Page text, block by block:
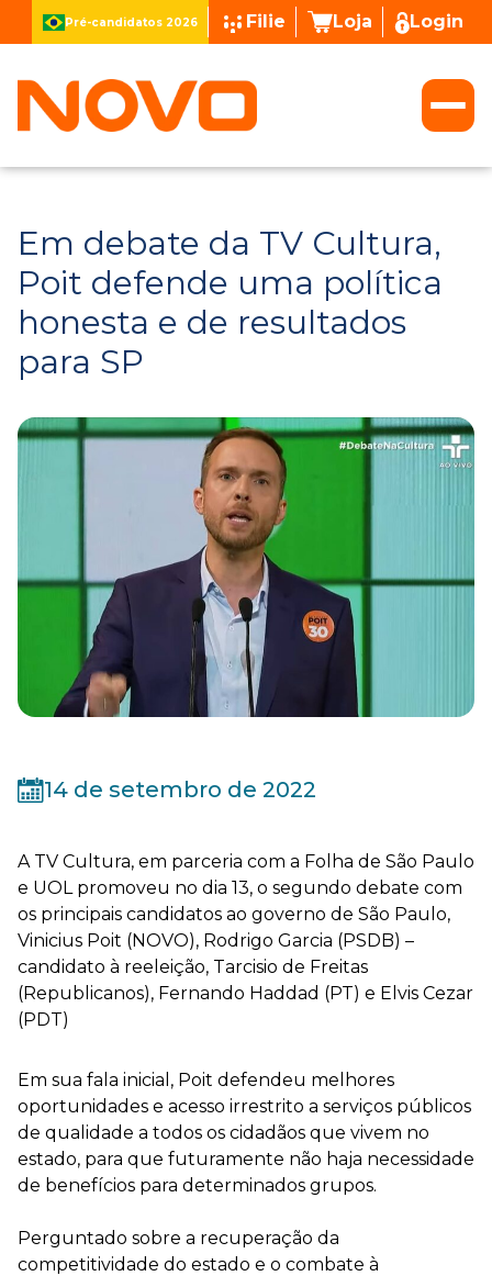
Pré-candidatos 2026 Filie Loja Login
Em debate da TV Cultura,
Poit defende uma política
honesta e de resultados
para SP
14 de setembro de 2022
A TV Cultura, em parceria com a Folha de São Paulo
e UOL promoveu no dia 13, o segundo debate com
os principais candidatos ao governo de São Paulo,
Vinicius Poit (NOVO), Rodrigo Garcia (PSDB) –
candidato à reeleição, Tarcisio de Freitas
(Republicanos), Fernando Haddad (PT) e Elvis Cezar
(PDT)
Em sua fala inicial, Poit defendeu melhores
oportunidades e acesso irrestrito a serviços públicos
de qualidade a todos os cidadãos que vivem no
estado, para que futuramente não haja necessidade
de benefícios para determinados grupos.
Perguntado sobre a recuperação da
competitividade do estado e o combate à